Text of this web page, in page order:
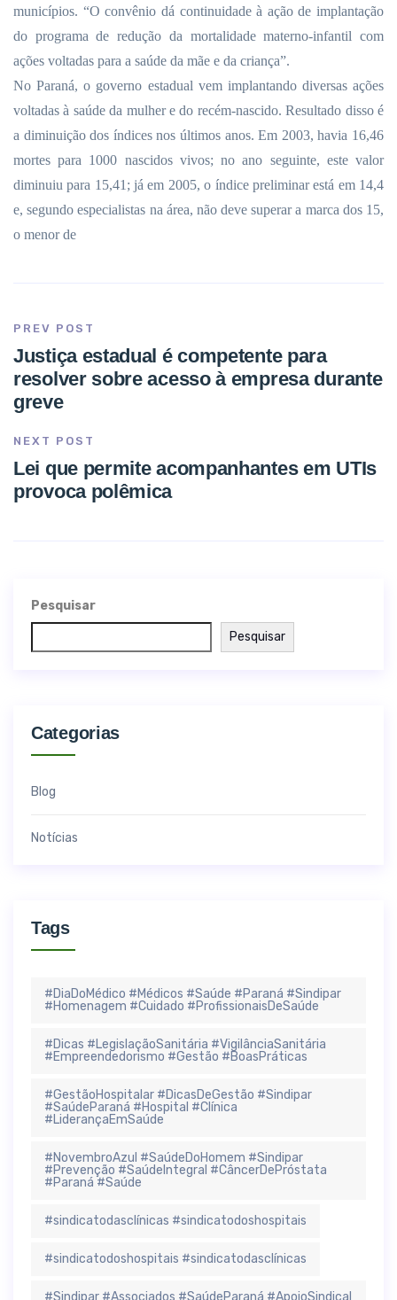
municípios. “O convênio dá continuidade à ação de implantação
do programa de redução da mortalidade materno-infantil com
ações voltadas para a saúde da mãe e da criança”.
No Paraná, o governo estadual vem implantando diversas ações
voltadas à saúde da mulher e do recém-nascido. Resultado disso é
a diminuição dos índices nos últimos anos. Em 2003, havia 16,46
mortes para 1000 nascidos vivos; no ano seguinte, este valor
diminuiu para 15,41; já em 2005, o índice preliminar está em 14,4
e, segundo especialistas na área, não deve superar a marca dos 15,
o menor de
PREV POST
Justiça estadual é competente para
resolver sobre acesso à empresa durante
greve
NEXT POST
Lei que permite acompanhantes em UTIs
provoca polêmica
Pesquisar
Pesquisar
Categorias
Blog
Notícias
Tags
#DiaDoMédico #Médicos #Saúde #Paraná #Sindipar
#Homenagem #Cuidado #ProfissionaisDeSaúde
#Dicas #LegislaçãoSanitária #VigilânciaSanitária
#Empreendedorismo #Gestão #BoasPráticas
#GestãoHospitalar #DicasDeGestão #Sindipar
#SaúdeParaná #Hospital #Clínica
#LiderançaEmSaúde
#NovembroAzul #SaúdeDoHomem #Sindipar
#Prevenção #SaúdeIntegral #CâncerDePróstata
#Paraná #Saúde
#sindicatodasclínicas #sindicatodoshospitais
#sindicatodoshospitais #sindicatodasclínicas
#Sindipar #Associados #SaúdeParaná #ApoioSindical